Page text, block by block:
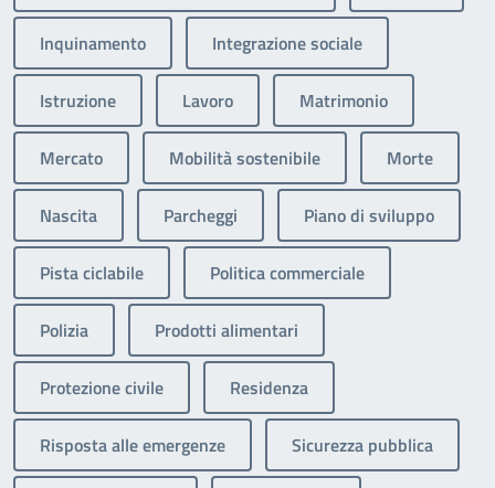
Inquinamento Integrazione sociale
Istruzione Lavoro Matrimonio
Mercato Mobilità sostenibile Morte
Nascita Parcheggi Piano di sviluppo
Pista ciclabile Politica commerciale
Polizia Prodotti alimentari
Protezione civile Residenza
Risposta alle emergenze Sicurezza pubblica